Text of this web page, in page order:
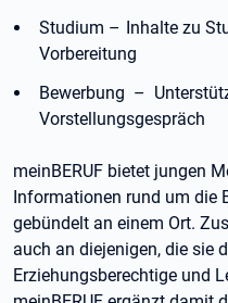
Studium – Inhalte zu
Vorbereitung
Bewerbung –
Vorstellungsgespräch
meinBERUF bietet jungen
Informationen rund um die
gebündelt an einem Ort.
auch an diejenigen, die sie
Erziehungsberechtige und